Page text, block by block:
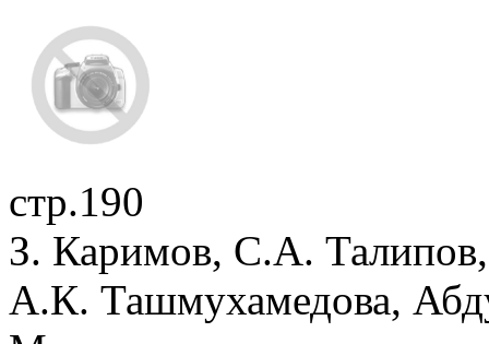
стр.190
З. Каримов, С.А.
А.К. Ташмухамедова,